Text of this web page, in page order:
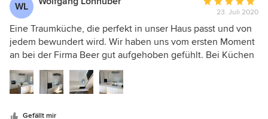
WL
Bewertung:
5
von
5
23. Juli 2020
Eine Traumküche, die perfekt in unser Haus passt und von
jedem bewundert wird. Wir haben uns vom ersten Moment
an bei der Firma Beer gut aufgehoben gefühlt. Bei Küchen
Beer arbeiten alle Mitarbeiter Hand in Hand. Ein
besonderes Lob und Dankeschön für Herrn Pecho, der
unser Berater und Planer war und durch eigene Ideen und
Gefällt mir